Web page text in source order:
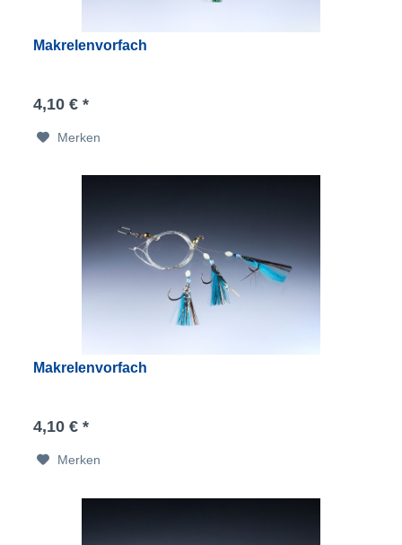
Makrelenvorfach
4,10 € *
Merken
Makrelenvorfach
4,10 € *
Merken